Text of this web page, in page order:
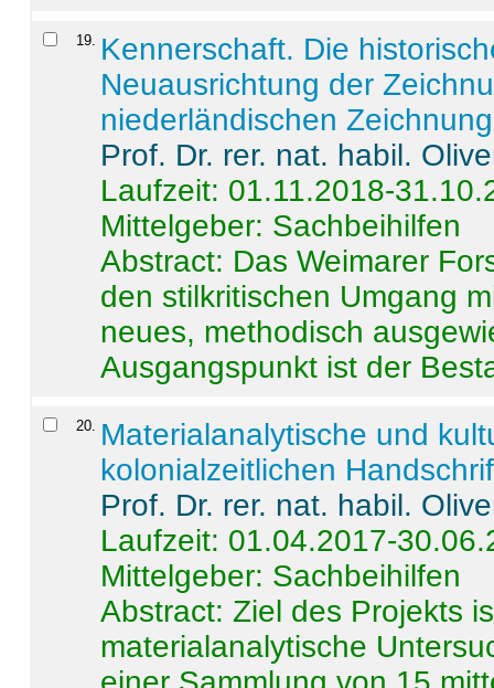
19
Kennerschaft. Die
Neuausrichtung der
niederländischen
Prof. Dr. rer. nat. habil.
Laufzeit: 01.11.2018-
Mittelgeber: Sachbeihilfen
Abstract: Das Weimarer
den stilkritischen Umgang
neues, methodisch
Ausgangspunkt ist der
20
Materialanalytische und
kolonialzeitlichen
Prof. Dr. rer. nat. habil.
Laufzeit: 01.04.2017-
Mittelgeber: Sachbeihilfen
Abstract:Ziel des Projekts
materialanalytische